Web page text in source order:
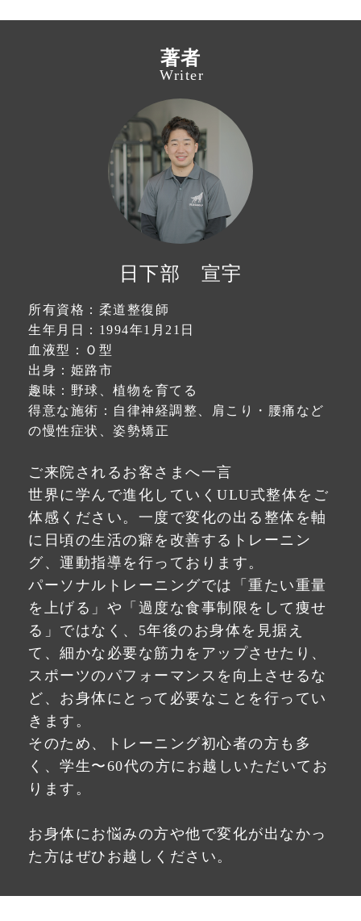
著者
Writer
日下部 宣宇
所有資格：柔道整復師
生年月日：1994年1月21日
血液型：Ｏ型
出身：姫路市
趣味：野球、植物を育てる
得意な施術：自律神経調整、肩こり・腰痛など
の慢性症状、姿勢矯正
ご来院されるお客さまへ一言
世界に学んで進化していくULU式整体をご
体感ください。一度で変化の出る整体を軸
に日頃の生活の癖を改善するトレーニン
グ、運動指導を行っております。
パーソナルトレーニングでは「重たい重量
を上げる」や「過度な食事制限をして痩せ
る」ではなく、5年後のお身体を見据え
て、細かな必要な筋力をアップさせたり、
スポーツのパフォーマンスを向上させるな
ど、お身体にとって必要なことを行ってい
きます。
そのため、トレーニング初心者の方も多
く、学生〜60代の方にお越しいただいてお
ります。
お身体にお悩みの方や他で変化が出なかっ
た方はぜひお越しください。